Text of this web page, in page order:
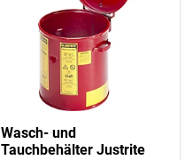
Wasch- und
Tauchbehälter Justrite